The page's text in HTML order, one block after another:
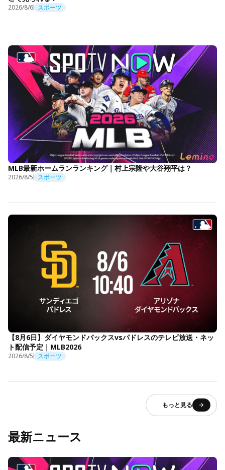
2026/8/6 スポーツ
MLB最新ホームランランキング｜村上宗隆や大谷翔平は？
2026/8/5 スポーツ
【8月6日】ダイヤモンドバックスvsパドレスのテレビ放送・ネッ
ト配信予定｜MLB2026
2026/8/5 スポーツ
もっと見る
最新ニュース